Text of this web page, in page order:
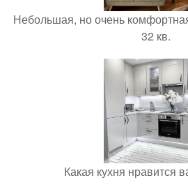
Небольшая, но очень
32 кв.
Какая кухня нравится